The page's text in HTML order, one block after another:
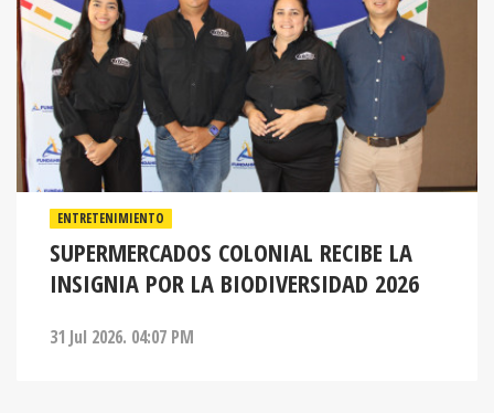
ENTRETENIMIENTO
SUPERMERCADOS COLONIAL RECIBE LA
INSIGNIA POR LA BIODIVERSIDAD 2026
31 Jul 2026. 04:07 PM